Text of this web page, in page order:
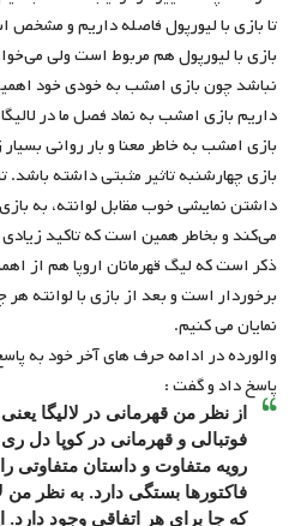
تا بازی با لیورپول فاصله داریم و
بازی با لیورپول هم مربوط است ولی
نباشد چون بازی امشب به خودی خود
داریم بازی امشب به نماد فصل ما در
بازی امشب به خاطر معنا و بار روانی
بازی چهارشنبه تاثیر مثبتی داشته باشد.
داشتن نمایشی خوب مقابل لوانته، به
می‌کند و بخاطر همین است که تاکید زیادی
ذکر است که لیگ قهرمانان اروپا هم از
برخوردار است و بعد از بازی با لوانته
نمایان می کنیم.
والورده در ادامه حرف های آخر خود به
پاسخ داد و گفت :
از نظر من قهرمانی در لالیگا
فوتبالی و قهرمانی در کوپا دل
رویه متفاوت و داستان متفاوتی
فاکتورها بستگی دارد. به نظر من
که جا برای هر اتفاقی وجود دارد.